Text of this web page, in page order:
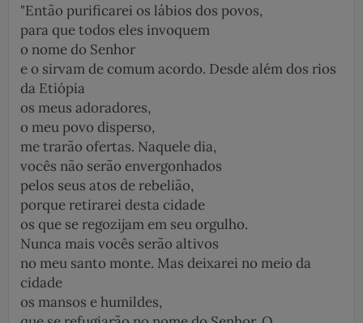
"Então purificarei os lábios dos povos,
para que todos eles invoquem
o nome do Senhor
e o sirvam de comum acordo. Desde além dos rios
da Etiópia
os meus adoradores,
o meu povo disperso,
me trarão ofertas. Naquele dia,
vocês não serão envergonhados
pelos seus atos de rebelião,
porque retirarei desta cidade
os que se regozijam em seu orgulho.
Nunca mais vocês serão altivos
no meu santo monte. Mas deixarei no meio da
cidade
os mansos e humildes,